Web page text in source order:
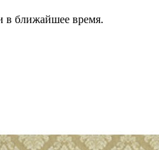
в ближайшее время.